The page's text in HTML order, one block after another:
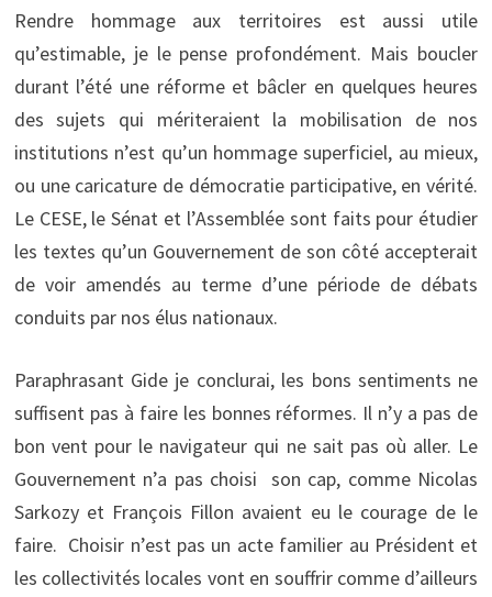
Rendre hommage aux territoires est aussi utile
qu’estimable, je le pense profondément. Mais boucler
durant l’été une réforme et bâcler en quelques heures
des sujets qui mériteraient la mobilisation de nos
institutions n’est qu’un hommage superficiel, au mieux,
ou une caricature de démocratie participative, en vérité.
Le CESE, le Sénat et l’Assemblée sont faits pour étudier
les textes qu’un Gouvernement de son côté accepterait
de voir amendés au terme d’une période de débats
conduits par nos élus nationaux.
Paraphrasant Gide je conclurai, les bons sentiments ne
suffisent pas à faire les bonnes réformes. Il n’y a pas de
bon vent pour le navigateur qui ne sait pas où aller. Le
Gouvernement n’a pas choisi son cap, comme Nicolas
Sarkozy et François Fillon avaient eu le courage de le
faire. Choisir n’est pas un acte familier au Président et
les collectivités locales vont en souffrir comme d’ailleurs